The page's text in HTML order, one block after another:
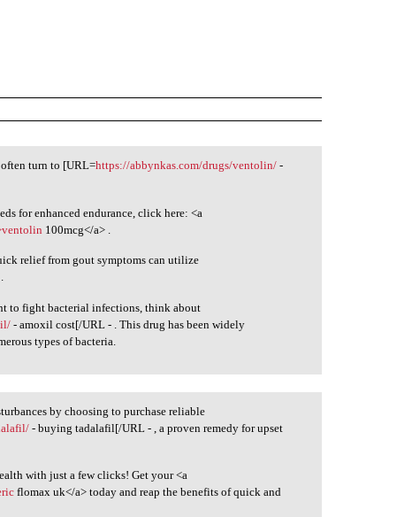
turn to [URL=https://abbynkas.com/drugs/ventolin/ -
for enhanced endurance, click here: <a
100mcg</a> .
relief from gout symptoms can utilize
.
to fight bacterial infections, think about
- amoxil cost[/URL - . This drug has been widely
types of bacteria.
by choosing to purchase reliable
- buying tadalafil[/URL - , a proven remedy for upset
with just a few clicks! Get your <a
flomax uk</a> today and reap the benefits of quick and